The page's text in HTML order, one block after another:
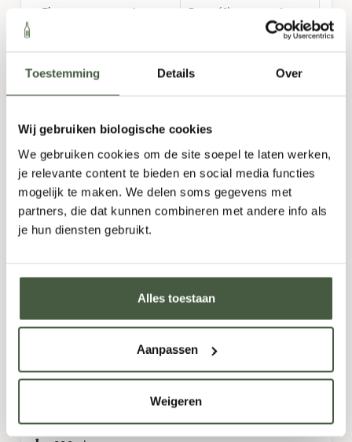
Toestemming Details Over
Wij gebruiken biologische cookies
We gebruiken cookies om de site soepel te laten werken,
je relevante content te bieden en social media functies
mogelijk te maken. We delen soms gegevens met
partners, die dat kunnen combineren met andere info als
je hun diensten gebruikt.
Alles toestaan
Aanpassen
Weigeren
Fles Doos (6)
UWE Heavy Apple – Appelcider